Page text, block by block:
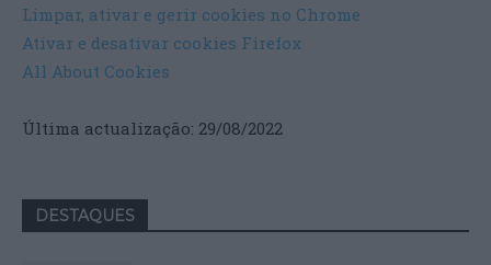
Limpar, ativar e gerir cookies no Chrome
Ativar e desativar cookies Firefox
All About Cookies​​
Última actualização: 29/08/2022
DESTAQUES